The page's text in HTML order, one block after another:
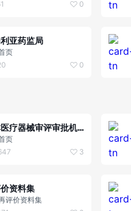
0
亚药监局
页
0
日本医疗器械审评审批机构（PMDA）
页
3
资料集
评价资料集